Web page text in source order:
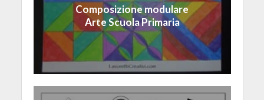
Composizione modulare
Arte Scuola Primaria